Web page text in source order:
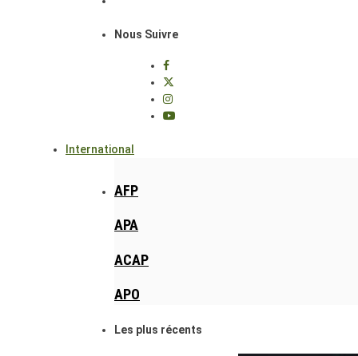
Nous Suivre
International
AFP
APA
ACAP
APO
Les plus récents